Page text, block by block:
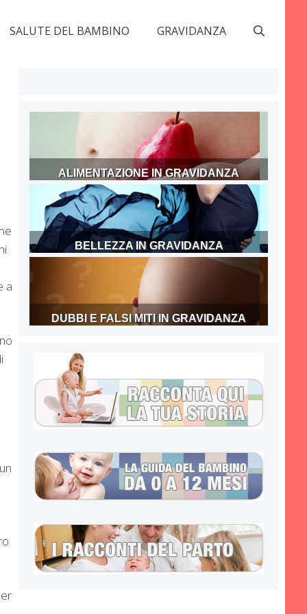
SALUTE DEL BAMBINO GRAVIDANZA
a
ALIMENTAZIONE IN GRAVIDANZA
BELLEZZA IN GRAVIDANZA
DUBBI E FALSI MITI IN GRAVIDANZA